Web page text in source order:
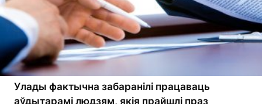
Улады фактычна забаранілі працаваць
аўдытарамі людзям, якія прайшлі праз